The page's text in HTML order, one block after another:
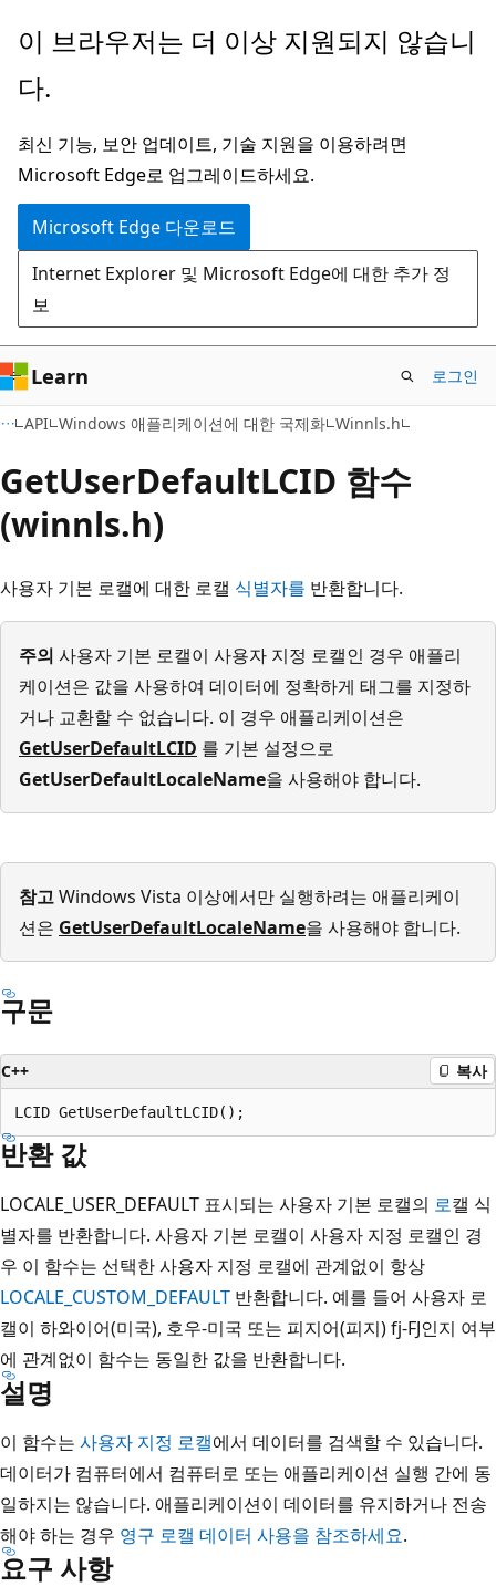
주
콘
츠
로
건
너
뛰
기
이 브라우저는 더 이상 지원되지 않습니
다.
최신 기능, 보안 업데이트, 기술 지원을 이용하려면
Microsoft Edge로 업그레이드하세요.
Microsoft Edge 다운로드
Internet Explorer 및 Microsoft Edge에 대한 추가 정
보
Learn 로그인
API Windows 애플리케이션에 대한 국제화 Winnls.h
GetUserDefaultLCID 함수
(winnls.h)
사용자 기본 로캘에 대한 로캘 식별자를 반환합니다.
주의 사용자 기본 로캘이 사용자 지정 로캘인 경우 애플리
케이션은 값을 사용하여 데이터에 정확하게 태그를 지정하
거나 교환할 수 없습니다. 이 경우 애플리케이션은
GetUserDefaultLCID 를 기본 설정으로
GetUserDefaultLocaleName을 사용해야 합니다.
참고Windows Vista 이상에서만 실행하려는 애플리케이
션은 GetUserDefaultLocaleName을 사용해야 합니다.
구문
C++ 복사
반환 값
LOCALE_USER_DEFAULT 표시되는 사용자 기본 로캘의 로캘 식
별자를 반환합니다. 사용자 기본 로캘이 사용자 지정 로캘인 경
우 이 함수는 선택한 사용자 지정 로캘에 관계없이 항상
LOCALE_CUSTOM_DEFAULT 반환합니다. 예를 들어 사용자 로
캘이 하와이어(미국), 호우-미국 또는 피지어(피지) fj-FJ인지 여부
에 관계없이 함수는 동일한 값을 반환합니다.
설명
이 함수는 사용자 지정 로캘에서 데이터를 검색할 수 있습니다.
데이터가 컴퓨터에서 컴퓨터로 또는 애플리케이션 실행 간에 동
일하지는 않습니다. 애플리케이션이 데이터를 유지하거나 전송
해야 하는 경우 영구 로캘 데이터 사용을 참조하세요.
요구 사항